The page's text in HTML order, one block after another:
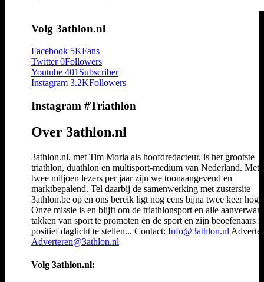
Volg 3athlon.nl
Facebook 5KFans
Twitter 0Followers
Youtube 401 Subscriber
Instagram 3.2KFollowers
Instagram #Triathlon
Over 3athlon.nl
3athlon.nl, met Tim Moria als hoofdredacteur, is het grootste
triathlon, duathlon en multisport-medium van Nederland. Met
twee miljoen lezers per jaar zijn we toonaangevend en
marktbepalend. Tel daarbij de samenwerking met zustersite
3athlon.be op en ons bereik ligt nog eens bijna twee keer
Onze missie is en blijft om de triathlonsport en alle
takken van sport te promoten en de sport en zijn beoefenaars
positief daglicht te stellen... Contact: Info@3athlon.nl
Adverteren@3athlon.nl
Volg 3athlon.nl: